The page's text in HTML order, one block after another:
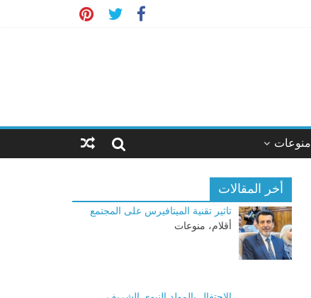
منوعات
أخر المقالات
تاثير تقنية الميتافيرس على المجتمع
أقلام، منوعات